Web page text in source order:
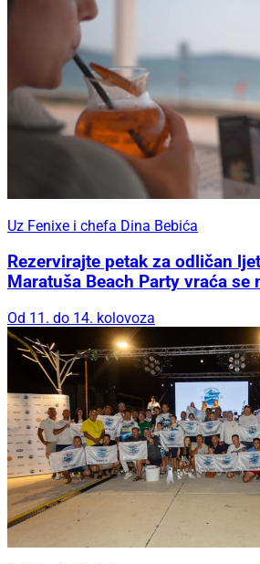
Uz Fenixe i chefa Dina Bebića
Rezervirajte petak za odličan
Maratuša Beach Party vraća se
Od 11. do 14. kolovoza